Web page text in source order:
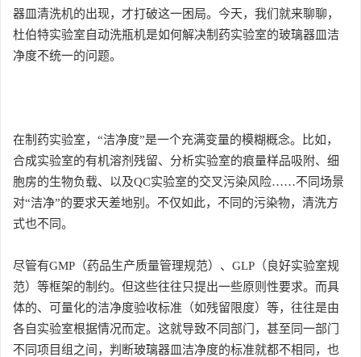
器皿清洗机的出现，才打破这一困局。今天，我们就来聊聊，
杜伯特实验室自动洗瓶机是如何解决制药实验室的玻璃器皿洁
净度不统一的问题。
在制药实验室，“洁净度”是一个充满变量的模糊概念。比如，
合成实验室的有机溶剂残留、分析实验室的痕量样品吸附、细
胞房的生物负载、以及QC实验室的交叉污染风险……不同场景
对“洁净”的要求天差地别。不仅如此，不同的污染物，清洗方
式也不同。
尽管有GMP（药品生产质量管理规范）、GLP（良好实验室规
范）等框架的制约。但这些往往只提出一些原则性要求。而具
体的、可量化的洁净度验收标准（如残留限度）等，往往是由
各自实验室根据情况而定。这就导致不同部门，甚至同一部门
不同项目组之间，判断玻璃器皿洁净度的标准就都不相同，也